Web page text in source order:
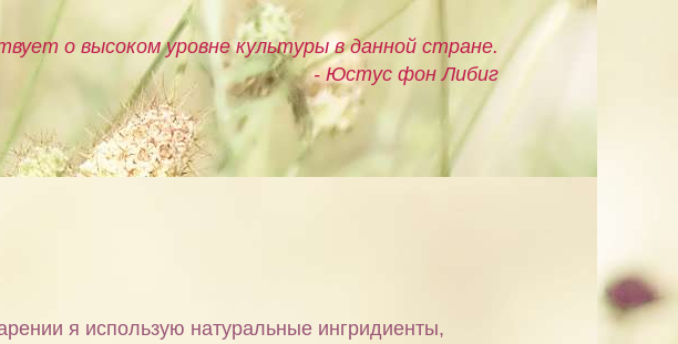
о высоком уровне культуры в данной стране.
- Юстус фон Либиг
я использую натуральные ингридиенты,